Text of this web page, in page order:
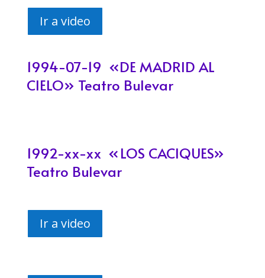
Ir a video
1994-07-19 «DE MADRID AL
CIELO» Teatro Bulevar
1992-xx-xx «LOS CACIQUES»
Teatro Bulevar
Ir a video